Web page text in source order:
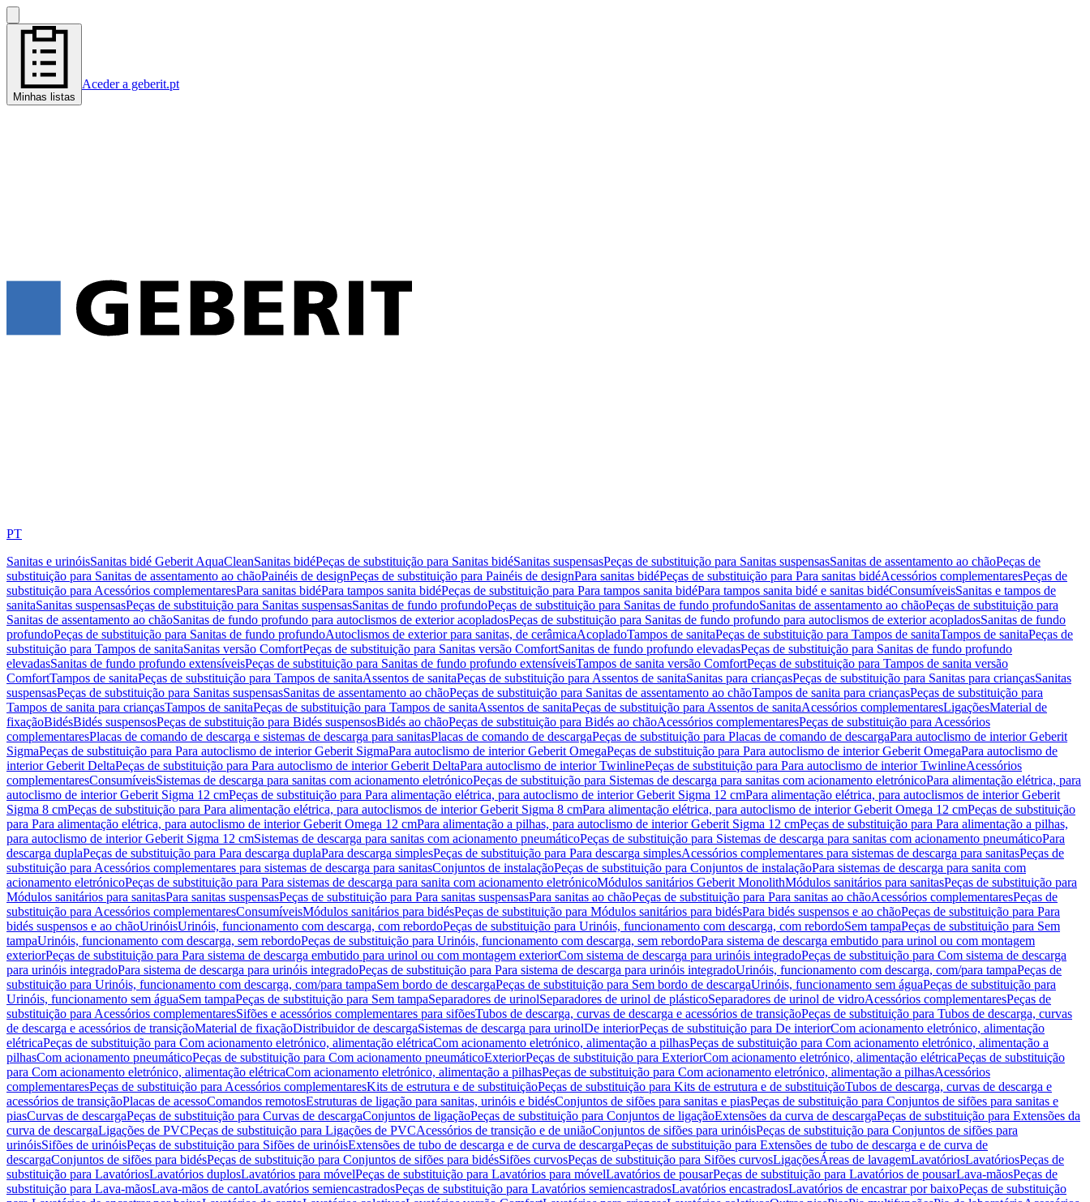
Minhas listas
Aceder a geberit.pt
PT
Sanitas e urinóisSanitas bidé Geberit AquaCleanSanitas bidéPeças de substituição para Sanitas bidéSanitas suspensasPeças de substituição para Sanitas suspensasSanitas de assentamento ao chãoPeças de
substituição para Sanitas de assentamento ao chãoPainéis de designPeças de substituição para Painéis de designPara sanitas bidéPeças de substituição para Para sanitas bidéAcessórios complementaresPeças de
substituição para Acessórios complementaresPara sanitas bidéPara tampos sanita bidéPeças de substituição para Para tampos sanita bidéPara tampos sanita bidé e sanitas bidéConsumíveisSanitas e tampos de
sanitaSanitas suspensasPeças de substituição para Sanitas suspensasSanitas de fundo profundoPeças de substituição para Sanitas de fundo profundoSanitas de assentamento ao chãoPeças de substituição para
Sanitas de assentamento ao chãoSanitas de fundo profundo para autoclismos de exterior acopladosPeças de substituição para Sanitas de fundo profundo para autoclismos de exterior acopladosSanitas de fundo
profundoPeças de substituição para Sanitas de fundo profundoAutoclismos de exterior para sanitas, de cerâmicaAcopladoTampos de sanitaPeças de substituição para Tampos de sanitaTampos de sanitaPeças de
substituição para Tampos de sanitaSanitas versão ComfortPeças de substituição para Sanitas versão ComfortSanitas de fundo profundo elevadasPeças de substituição para Sanitas de fundo profundo
elevadasSanitas de fundo profundo extensíveisPeças de substituição para Sanitas de fundo profundo extensíveisTampos de sanita versão ComfortPeças de substituição para Tampos de sanita versão
ComfortTampos de sanitaPeças de substituição para Tampos de sanitaAssentos de sanitaPeças de substituição para Assentos de sanitaSanitas para criançasPeças de substituição para Sanitas para criançasSanitas
suspensasPeças de substituição para Sanitas suspensasSanitas de assentamento ao chãoPeças de substituição para Sanitas de assentamento ao chãoTampos de sanita para criançasPeças de substituição para
Tampos de sanita para criançasTampos de sanitaPeças de substituição para Tampos de sanitaAssentos de sanitaPeças de substituição para Assentos de sanitaAcessórios complementaresLigaçõesMaterial de
fixaçãoBidésBidés suspensosPeças de substituição para Bidés suspensosBidés ao chãoPeças de substituição para Bidés ao chãoAcessórios complementaresPeças de substituição para Acessórios
complementaresPlacas de comando de descarga e sistemas de descarga para sanitasPlacas de comando de descargaPeças de substituição para Placas de comando de descargaPara autoclismo de interior Geberit
SigmaPeças de substituição para Para autoclismo de interior Geberit SigmaPara autoclismo de interior Geberit OmegaPeças de substituição para Para autoclismo de interior Geberit OmegaPara autoclismo de
interior Geberit DeltaPeças de substituição para Para autoclismo de interior Geberit DeltaPara autoclismo de interior TwinlinePeças de substituição para Para autoclismo de interior TwinlineAcessórios
complementaresConsumíveisSistemas de descarga para sanitas com acionamento eletrónicoPeças de substituição para Sistemas de descarga para sanitas com acionamento eletrónicoPara alimentação elétrica, para
autoclismo de interior Geberit Sigma 12 cmPeças de substituição para Para alimentação elétrica, para autoclismo de interior Geberit Sigma 12 cmPara alimentação elétrica, para autoclismos de interior Geberit
Sigma 8 cmPeças de substituição para Para alimentação elétrica, para autoclismos de interior Geberit Sigma 8 cmPara alimentação elétrica, para autoclismo de interior Geberit Omega 12 cmPeças de substituição
para Para alimentação elétrica, para autoclismo de interior Geberit Omega 12 cmPara alimentação a pilhas, para autoclismo de interior Geberit Sigma 12 cmPeças de substituição para Para alimentação a pilhas,
para autoclismo de interior Geberit Sigma 12 cmSistemas de descarga para sanitas com acionamento pneumáticoPeças de substituição para Sistemas de descarga para sanitas com acionamento pneumáticoPara
descarga duplaPeças de substituição para Para descarga duplaPara descarga simplesPeças de substituição para Para descarga simplesAcessórios complementares para sistemas de descarga para sanitasPeças de
substituição para Acessórios complementares para sistemas de descarga para sanitasConjuntos de instalaçãoPeças de substituição para Conjuntos de instalaçãoPara sistemas de descarga para sanita com
acionamento eletrónicoPeças de substituição para Para sistemas de descarga para sanita com acionamento eletrónicoMódulos sanitários Geberit MonolithMódulos sanitários para sanitasPeças de substituição para
Módulos sanitários para sanitasPara sanitas suspensasPeças de substituição para Para sanitas suspensasPara sanitas ao chãoPeças de substituição para Para sanitas ao chãoAcessórios complementaresPeças de
substituição para Acessórios complementaresConsumíveisMódulos sanitários para bidésPeças de substituição para Módulos sanitários para bidésPara bidés suspensos e ao chãoPeças de substituição para Para
bidés suspensos e ao chãoUrinóisUrinóis, funcionamento com descarga, com rebordoPeças de substituição para Urinóis, funcionamento com descarga, com rebordoSem tampaPeças de substituição para Sem
tampaUrinóis, funcionamento com descarga, sem rebordoPeças de substituição para Urinóis, funcionamento com descarga, sem rebordoPara sistema de descarga embutido para urinol ou com montagem
exteriorPeças de substituição para Para sistema de descarga embutido para urinol ou com montagem exteriorCom sistema de descarga para urinóis integradoPeças de substituição para Com sistema de descarga
para urinóis integradoPara sistema de descarga para urinóis integradoPeças de substituição para Para sistema de descarga para urinóis integradoUrinóis, funcionamento com descarga, com/para tampaPeças de
substituição para Urinóis, funcionamento com descarga, com/para tampaSem bordo de descargaPeças de substituição para Sem bordo de descargaUrinóis, funcionamento sem águaPeças de substituição para
Urinóis, funcionamento sem águaSem tampaPeças de substituição para Sem tampaSeparadores de urinolSeparadores de urinol de plásticoSeparadores de urinol de vidroAcessórios complementaresPeças de
substituição para Acessórios complementaresSifões e acessórios complementares para sifõesTubos de descarga, curvas de descarga e acessórios de transiçãoPeças de substituição para Tubos de descarga, curvas
de descarga e acessórios de transiçãoMaterial de fixaçãoDistribuidor de descargaSistemas de descarga para urinolDe interiorPeças de substituição para De interiorCom acionamento eletrónico, alimentação
elétricaPeças de substituição para Com acionamento eletrónico, alimentação elétricaCom acionamento eletrónico, alimentação a pilhasPeças de substituição para Com acionamento eletrónico, alimentação a
pilhasCom acionamento pneumáticoPeças de substituição para Com acionamento pneumáticoExteriorPeças de substituição para ExteriorCom acionamento eletrónico, alimentação elétricaPeças de substituição
para Com acionamento eletrónico, alimentação elétricaCom acionamento eletrónico, alimentação a pilhasPeças de substituição para Com acionamento eletrónico, alimentação a pilhasAcessórios
complementaresPeças de substituição para Acessórios complementaresKits de estrutura e de substituiçãoPeças de substituição para Kits de estrutura e de substituiçãoTubos de descarga, curvas de descarga e
acessórios de transiçãoPlacas de acessoComandos remotosEstruturas de ligação para sanitas, urinóis e bidésConjuntos de sifões para sanitas e piasPeças de substituição para Conjuntos de sifões para sanitas e
piasCurvas de descargaPeças de substituição para Curvas de descargaConjuntos de ligaçãoPeças de substituição para Conjuntos de ligaçãoExtensões da curva de descargaPeças de substituição para Extensões da
curva de descargaLigações de PVCPeças de substituição para Ligações de PVCAcessórios de transição e de uniãoConjuntos de sifões para urinóisPeças de substituição para Conjuntos de sifões para
urinóisSifões de urinóisPeças de substituição para Sifões de urinóisExtensões de tubo de descarga e de curva de descargaPeças de substituição para Extensões de tubo de descarga e de curva de
descargaConjuntos de sifões para bidésPeças de substituição para Conjuntos de sifões para bidésSifões curvosPeças de substituição para Sifões curvosLigaçõesÁreas de lavagemLavatóriosLavatóriosPeças de
substituição para LavatóriosLavatórios duplosLavatórios para móvelPeças de substituição para Lavatórios para móvelLavatórios de pousarPeças de substituição para Lavatórios de pousarLava-mãosPeças de
substituição para Lava-mãosLava-mãos de cantoLavatórios semiencastradosPeças de substituição para Lavatórios semiencastradosLavatórios encastradosLavatórios de encastrar por baixoPeças de substituição